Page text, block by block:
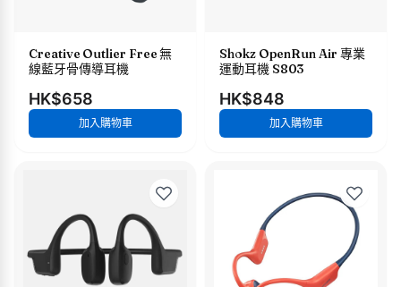
Creative Outlier Free 無
線藍牙骨傳導耳機
HK$658
加入購物車
Shokz OpenRun Air 專業
運動耳機 S803
HK$848
加入購物車